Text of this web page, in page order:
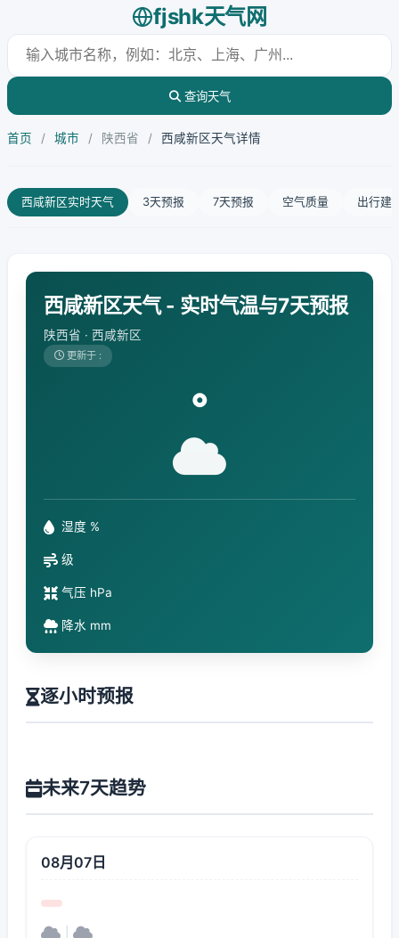
fjshk天气网
查询天气
首页 / 城市 / 陕西省 / 西咸新区天气详情
西咸新区实时天气 3天预报 7天预报 空气质量 出行建
西咸新区天气 - 实时气温与7天预报
陕西省 · 西咸新区
更新于 :
°
湿度 %
级
气压 hPa
降水 mm
逐小时预报
未来7天趋势
08月07日